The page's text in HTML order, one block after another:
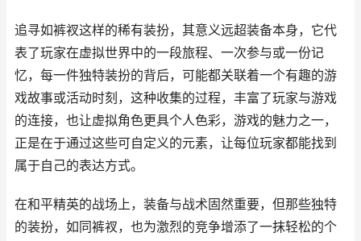
追寻如裤衩这样的稀有装扮，其意义远超装备本身，它代
表了玩家在虚拟世界中的一段旅程、一次参与或一份记
忆，每一件独特装扮的背后，可能都关联着一个有趣的游
戏故事或活动时刻，这种收集的过程，丰富了玩家与游戏
的连接，也让虚拟角色更具个人色彩，游戏的魅力之一，
正是在于通过这些可自定义的元素，让每位玩家都能找到
属于自己的表达方式。
在和平精英的战场上，装备与战术固然重要，但那些独特
的装扮，如同裤衩，也为激烈的竞争增添了一抹轻松的个